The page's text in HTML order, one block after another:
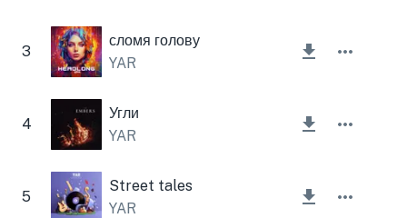
3
сломя голову
YAR
4
Угли
YAR
5
Street tales
YAR